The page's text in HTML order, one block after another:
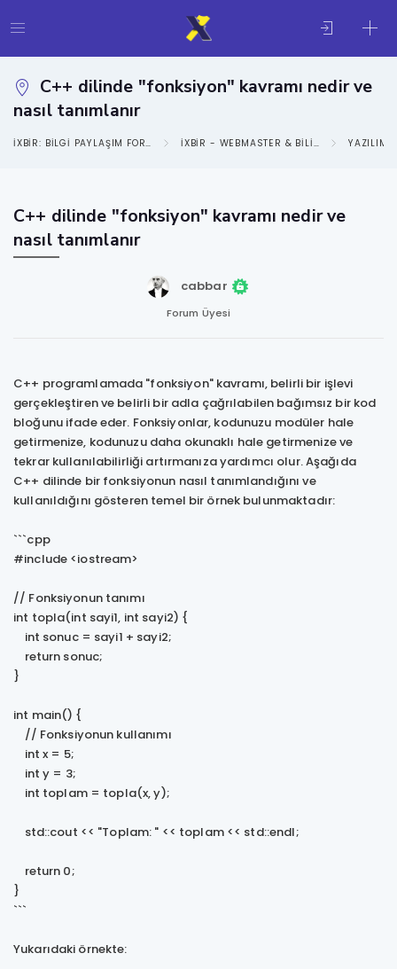
C++ dilinde "fonksiyon" kavramı nedir ve
nasıl tanımlanır
IXBIR: BILGI PAYLAŞIM FORUMU IXBIR - WEBMASTER & BILIŞIM KATEGORISI YAZILIM
C++ dilinde "fonksiyon" kavramı nedir ve
nasıl tanımlanır
cabbar
Forum Üyesi
C++ programlamada "fonksiyon" kavramı, belirli bir işlevi
gerçekleştiren ve belirli bir adla çağrılabilen bağımsız bir kod
bloğunu ifade eder. Fonksiyonlar, kodunuzu modüler hale
getirmenize, kodunuzu daha okunaklı hale getirmenize ve
tekrar kullanılabilirliği artırmanıza yardımcı olur. Aşağıda
C++ dilinde bir fonksiyonun nasıl tanımlandığını ve
kullanıldığını gösteren temel bir örnek bulunmaktadır:
```cpp
#include <iostream>
// Fonksiyonun tanımı
int topla(int sayi1, int sayi2) {
int sonuc = sayi1 + sayi2;
return sonuc;
}
int main() {
// Fonksiyonun kullanımı
int x = 5;
int y = 3;
int toplam = topla(x, y);
std::cout << "Toplam: " << toplam << std::endl;
return 0;
}
```
Yukarıdaki örnekte: